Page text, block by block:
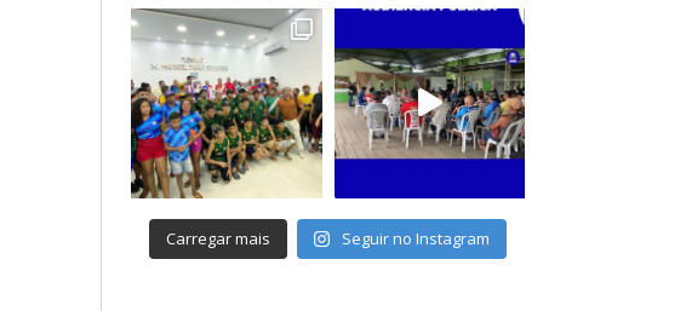
Carregar mais Seguir no Instagram